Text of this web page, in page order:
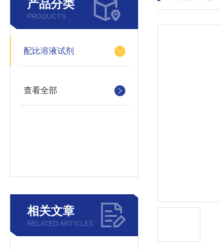
产品分类
PRODUCTS
配比溶液试剂
查看全部
相关文章
RELATED ARTICLES